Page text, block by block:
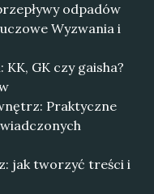
odpadów
Wyzwania i
GK czy gaisha?
Praktyczne
jak tworzyć treści i